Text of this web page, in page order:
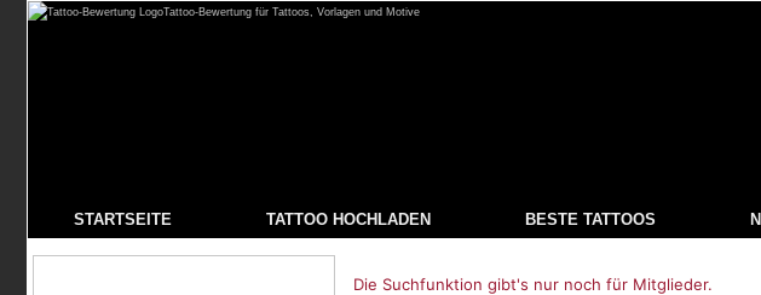
Tattoo-Bewertung für Tattoos, Vorlagen und Motive
STARTSEITE TATTOO HOCHLADEN BESTE TATTOOS
Die Suchfunktion gibt's nur noch für Mitglieder.